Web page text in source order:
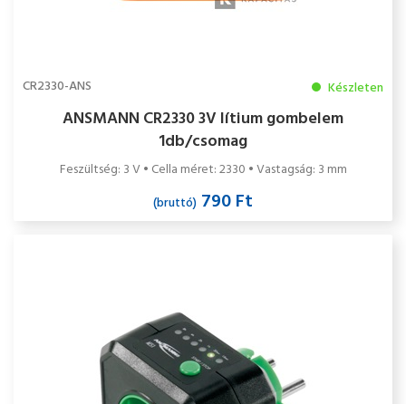
CR2330-ANS Készleten
ANSMANN CR2330 3V lítium gombelem
1db/csomag
Feszültség: 3 V • Cella méret: 2330 • Vastagság: 3 mm
(bruttó) 790 Ft